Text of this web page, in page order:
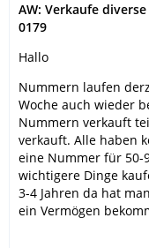
AW: Verkaufe
0179
Hallo
Nummern laufen
Woche auch wieder
Nummern verkauft
verkauft. Alle haben
eine Nummer für 50-
wichtigere Dinge
3-4 Jahren da hat
ein Vermögen